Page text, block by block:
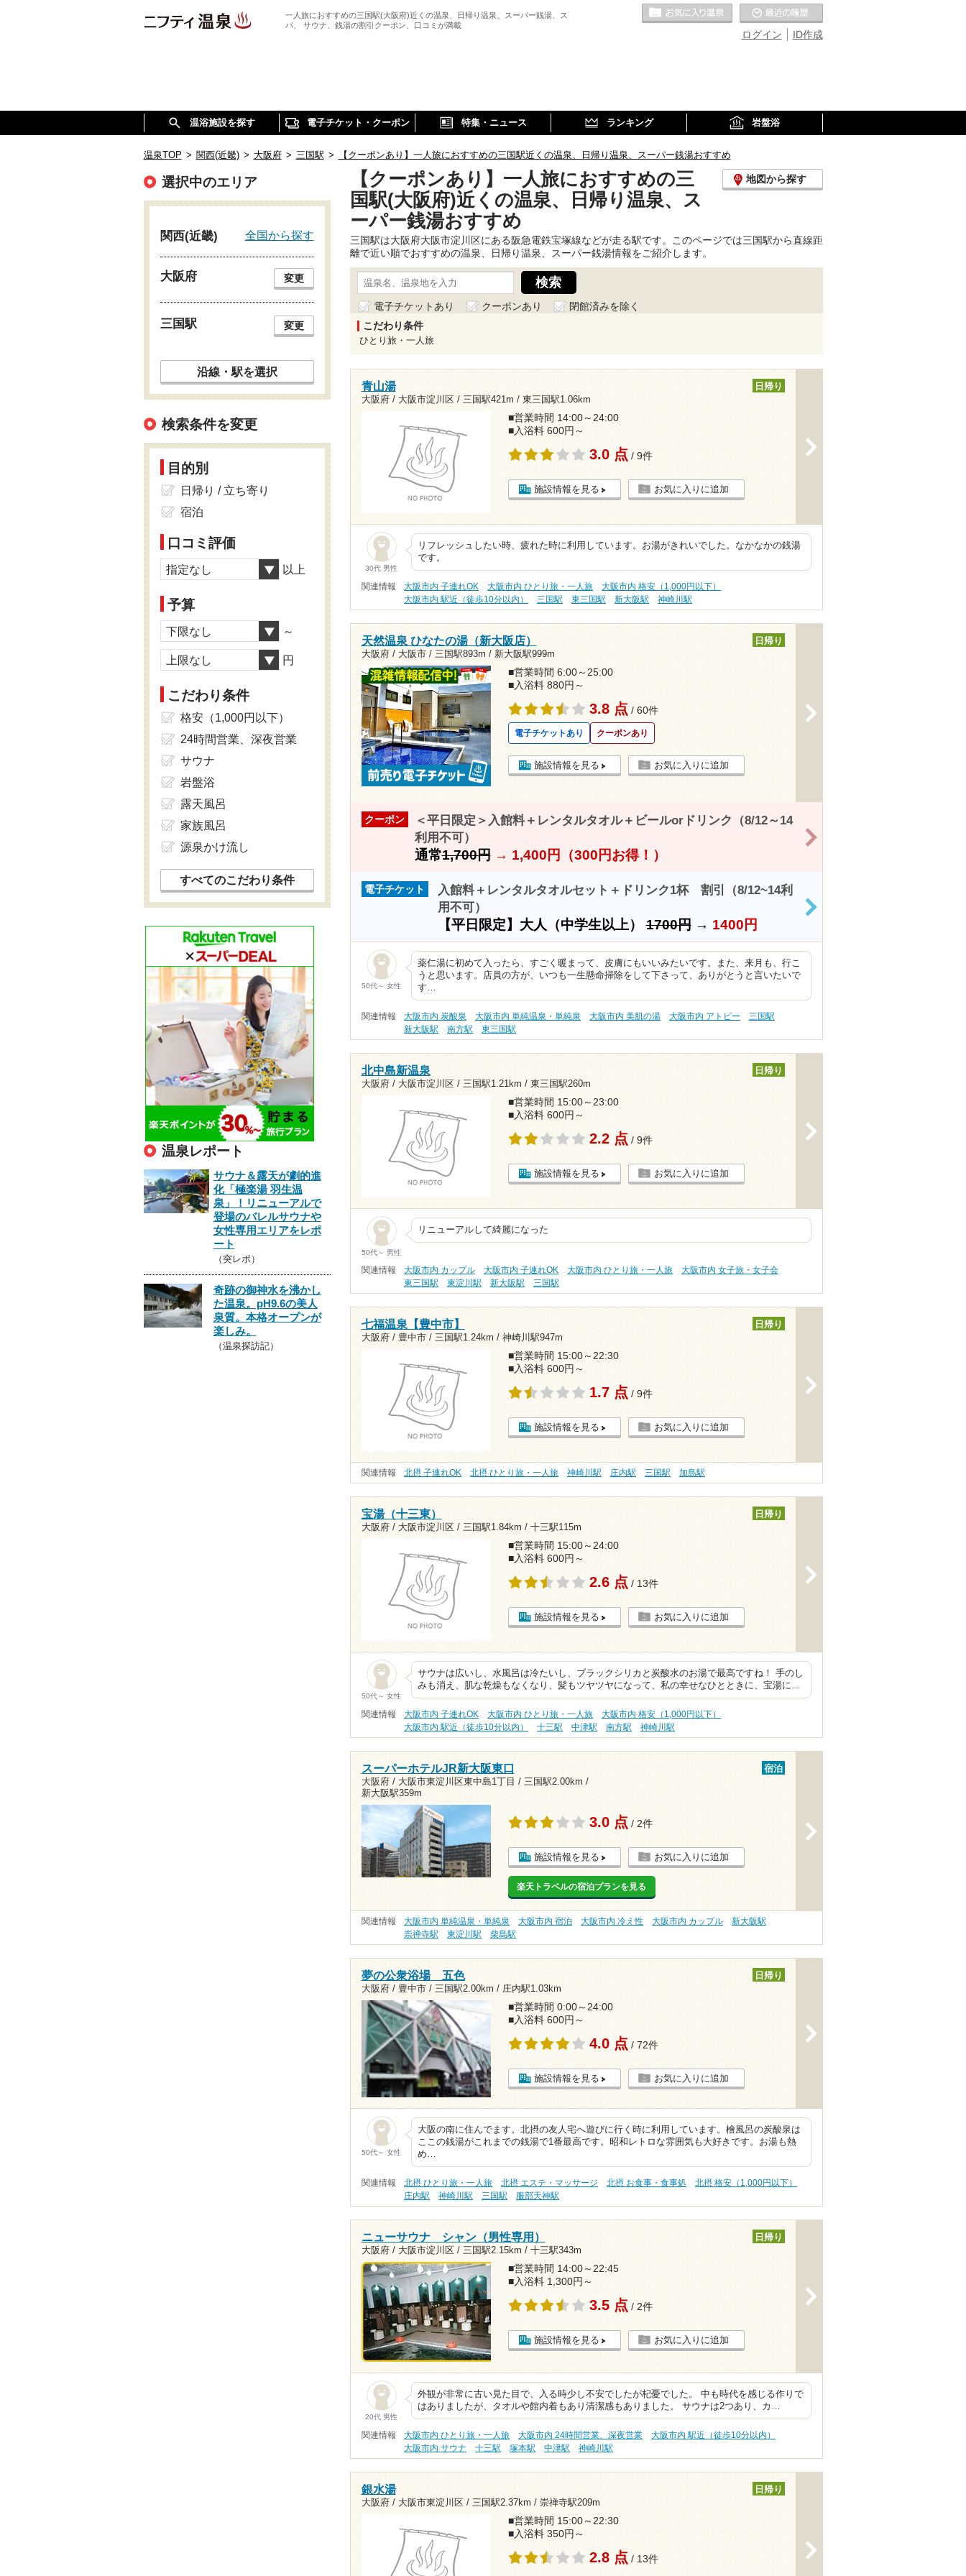
一人旅におすすめの三国駅(大阪府)近くの温泉、日帰り温泉、スーパー銭湯、ス
パ、 サウナ、銭湯の割引クーポン、口コミが満載
ID作成
ログイン
お気に入りの温泉
温浴施設を探す 電子チケット・クーポン 特集・ニュース ランキング 岩盤浴
温泉TOP > 関西(近畿) > 大阪府 > 三国駅 > 【クーポンあり】一人旅におすすめの三国駅近くの温泉、日帰り温泉、スーパー銭湯おすすめ
【クーポンあり】一人旅におすすめの三
国駅(大阪府)近くの温泉、日帰り温泉、ス
ーパー銭湯おすすめ
地図から探す
三国駅は大阪府大阪市淀川区にある阪急電鉄宝塚線などが走る駅です。このページでは三国駅から直線距
離で近い順でおすすめの温泉、日帰り温泉、スーパー銭湯情報をご紹介します。
電子チケットあり クーポンあり
閉館済みを除く
こだわり条件
ひとり旅・一人旅
青山湯
大阪府 / 大阪市淀川区 / 三国駅421m / 東三国駅1.06km
日帰り
■営業時間 14:00～24:00
■入浴料 600円～
3.0 点 / 9件
施設情報を見る お気に入りに追加
30代 男性
リフレッシュしたい時、疲れた時に利用しています。お湯がきれいでした。なかなかの銭湯
です。
関連情報 大阪市内 子連れOK 大阪市内 ひとり旅・一人旅
大阪市内 格安（1,000円以下）
大阪市内 駅近（徒歩10分以内）
三国駅 東三国駅 新大阪駅 神崎川駅
天然温泉 ひなたの湯（新大阪店）
大阪府 / 大阪市 / 三国駅893m / 新大阪駅999m
日帰り
■営業時間 6:00～25:00
■入浴料 880円～
3.8 点 / 60件
電子チケットあり クーポンあり
施設情報を見る お気に入りに追加
クーポン
＜平日限定＞入館料＋レンタルタオル＋ビールorドリンク（8/12～14
利用不可）
通常1,700円→ 1,400円（300円お得！）
電子チケット
入館料＋レンタルタオルセット＋ドリンク1杯 割引（8/12~14利
用不可）
【平日限定】大人（中学生以上）1700円→ 1400円
>
50代～ 女性
薬仁湯に初めて入ったら、すごく暖まって、皮膚にもいいみたいです。また、来月も、行こ
うと思います。店員の方が、いつも一生懸命掃除をして下さって、ありがとうと言いたいで
す…
関連情報 大阪市内 炭酸泉 大阪市内 単純温泉・単純泉 大阪市内 美肌の湯 大阪市内 アトピー
三国駅
新大阪駅
南方駅 東三国駅
北中島新温泉
大阪府 / 大阪市淀川区 / 三国駅1.21km / 東三国駅260m
日帰り
■営業時間 15:00～23:00
■入浴料 600円～
2.2 点 / 9件
施設情報を見る お気に入りに追加
50代～ 男性
リニューアルして綺麗になった
関連情報 大阪市内 カップル 大阪市内 子連れOK 大阪市内 ひとり旅・一人旅
大阪市内 女子旅・女子会
東三国駅
東淀川駅 新大阪駅 三国駅
七福温泉【豊中市】
大阪府 / 豊中市 / 三国駅1.24km / 神崎川駅947m
日帰り
■営業時間 15:00～22:30
■入浴料 600円～
1.7 点 / 9件
施設情報を見る お気に入りに追加
関連情報 北摂 子連れOK 北摂 ひとり旅・一人旅 神崎川駅 庄内駅 三国駅 加島駅
宝湯（十三東）
大阪府 / 大阪市淀川区 / 三国駅1.84km / 十三駅115m
日帰り
■営業時間 15:00～24:00
■入浴料 600円～
2.6 点 / 13件
施設情報を見る お気に入りに追加
50代～ 女性
サウナは広いし、水風呂は冷たいし、ブラックシリカと炭酸水のお湯で最高ですね！ 手のし
みも消え、肌な乾燥もなくなり、髪もツヤツヤになって、私の幸せなひとときに、宝湯に…
関連情報 大阪市内 子連れOK 大阪市内 ひとり旅・一人旅
大阪市内 格安（1,000円以下）
大阪市内 駅近（徒歩10分以内）
十三駅 中津駅 南方駅 神崎川駅
スーパーホテルJR新大阪東口
大阪府 / 大阪市東淀川区東中島1丁目 / 三国駅2.00km /
新大阪駅359m
宿泊
3.0 点 / 2件
施設情報を見る お気に入りに追加
楽天トラベルの宿泊プランを見る
関連情報 大阪市内 単純温泉・単純泉 大阪市内 宿泊 大阪市内 冷え性 大阪市内 カップル
新大阪駅
崇禅寺駅
東淀川駅 柴島駅
夢の公衆浴場 五色
大阪府 / 豊中市 / 三国駅2.00km / 庄内駅1.03km
日帰り
■営業時間 0:00～24:00
■入浴料 600円～
4.0 点 / 72件
施設情報を見る お気に入りに追加
50代～ 女性
大阪の南に住んでます。北摂の友人宅へ遊びに行く時に利用しています。檜風呂の炭酸泉は
ここの銭湯がこれまでの銭湯で1番最高です。昭和レトロな雰囲気も大好きです。お湯も熱
め…
関連情報 北摂 ひとり旅・一人旅 北摂 エステ・マッサージ 北摂 お食事・食事処
北摂 格安（1,000円以下）
庄内駅
神崎川駅 三国駅 服部天神駅
ニューサウナ シャン（男性専用）
大阪府 / 大阪市淀川区 / 三国駅2.15km / 十三駅343m
日帰り
■営業時間 14:00～22:45
■入浴料 1,300円～
3.5 点 / 2件
施設情報を見る お気に入りに追加
20代 男性
外観が非常に古い見た目で、入る時少し不安でしたが杞憂でした。 中も時代を感じる作りで
はありましたが、タオルや館内着もあり清潔感もありました。 サウナは2つあり、カ…
関連情報 大阪市内 ひとり旅・一人旅 大阪市内 24時間営業、深夜営業
大阪市内 駅近（徒歩10分以内）
大阪市内 サウナ
十三駅 塚本駅 中津駅 神崎川駅
銀水湯
大阪府 / 大阪市東淀川区 / 三国駅2.37km / 崇禅寺駅209m
日帰り
■営業時間 15:00～22:30
■入浴料 350円～
2.8 点 / 13件
選択中のエリア
関西(近畿) 全国から探す
大阪府 変更
三国駅 変更
沿線・駅を選択
検索条件を変更
目的別
日帰り / 立ち寄り
宿泊
口コミ評価
指定なし 以上
予算
下限なし ～
上限なし 円
こだわり条件
格安（1,000円以下）
24時間営業、深夜営業
サウナ
岩盤浴
露天風呂
家族風呂
源泉かけ流し
すべてのこだわり条件
温泉レポート
サウナ＆露天が劇的進
化「極楽湯 羽生温
泉」！リニューアルで
登場のバレルサウナや
女性専用エリアをレポ
ート
（突レポ）
奇跡の御神水を沸かし
た温泉。pH9.6の美人
泉質。本格オープンが
楽しみ。
（温泉探訪記）